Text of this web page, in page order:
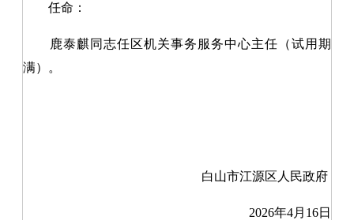
任命：
鹿泰麒同志任区机关事务服务中心主任（试用期
满）。
白山市江源区人民政府
2026年4月 16日